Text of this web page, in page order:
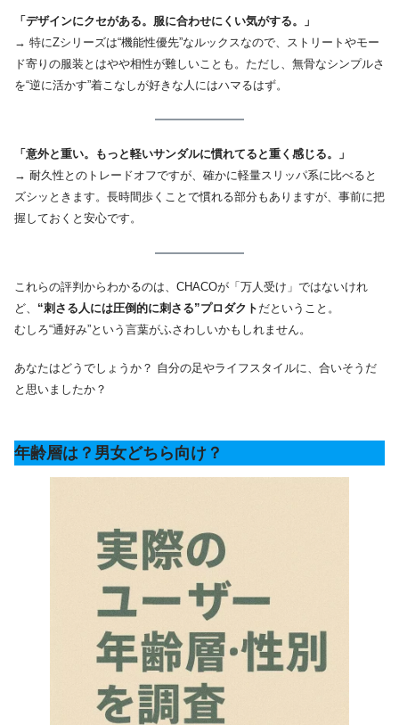
「デザインにクセがある。服に合わせにくい気がする。」
→ 特にZシリーズは“機能性優先”なルックスなので、ストリートやモー
ド寄りの服装とはやや相性が難しいことも。ただし、無骨なシンプルさ
を“逆に活かす”着こなしが好きな人にはハマるはず。
「意外と重い。もっと軽いサンダルに慣れてると重く感じる。」
→ 耐久性とのトレードオフですが、確かに軽量スリッパ系に比べると
ズシッときます。長時間歩くことで慣れる部分もありますが、事前に把
握しておくと安心です。
これらの評判からわかるのは、CHACOが「万人受け」ではないけれ
ど、 “刺さる人には圧倒的に刺さる”プロダクト だということ。
むしろ“通好み”という言葉がふさわしいかもしれません。
あなたはどうでしょうか？ 自分の足やライフスタイルに、合いそうだ
と思いましたか？
年齢層は？男女どちら向け？